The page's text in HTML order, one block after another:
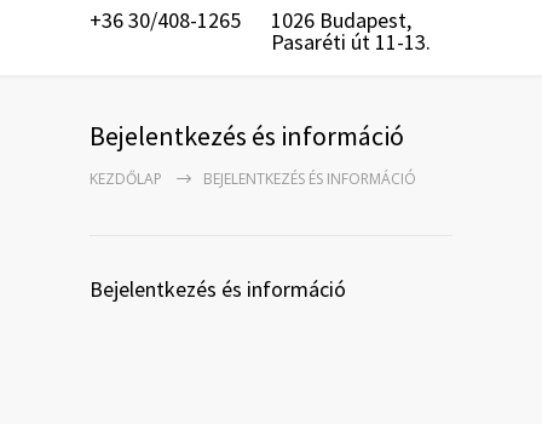
+36 30/408-1265 1026 Budapest,
Pasaréti út 11-13.
Bejelentkezés és információ
KEZDŐLAP BEJELENTKEZÉS ÉS INFORMÁCIÓ
Bejelentkezés és információ